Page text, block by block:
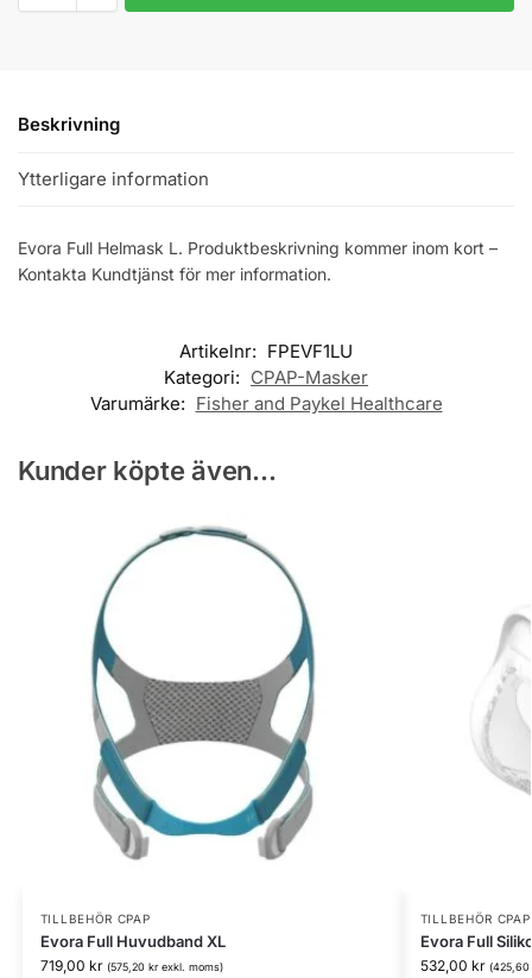
Beskrivning
Ytterligare information
Evora Full Helmask L. Produktbeskrivning kommer inom kort –
Kontakta Kundtjänst för mer information.
Artikelnr: FPEVF1LU
Kategori: CPAP-Masker
Varumärke: Fisher and Paykel Healthcare
Kunder köpte även...
TILLBEHÖR CPAP
Evora Full Huvudband XL
719,00 kr (575,20 krexkl. moms)
TILLBEHÖR CPAP
Evora Full
532,00 kr (425,60